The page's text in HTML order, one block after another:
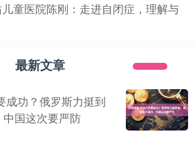
童医院陈刚：走进自闭症，理解与
最新文章
成功？俄罗斯力挺到
国这次要严防